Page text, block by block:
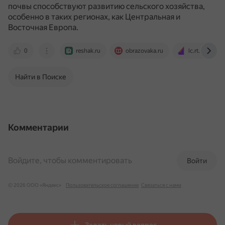
почвы способствуют развитию сельского хозяйства,
особенно в таких регионах, как Центральная и
Восточная Европа.
0 reshak.ru obrazovaka.ru lc.rt.ru
Найти в Поиске
Комментарии
Войти
Войдите, чтобы комментировать
© 2026 ООО «Яндекс» Пользовательское соглашение Связаться с нами